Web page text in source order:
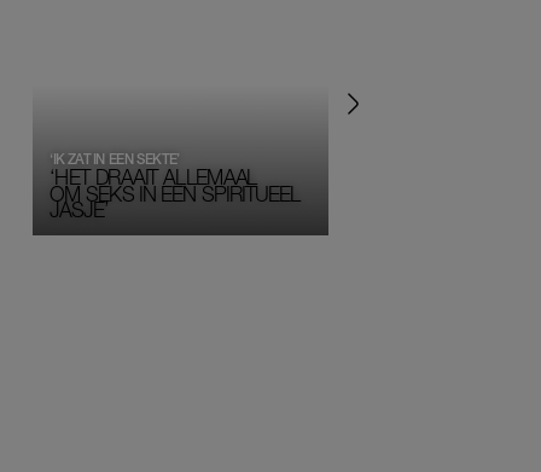
‘HET DRAAIT ALLEMAAL
OM SEKS IN EEN SPIRITUEEL
JASJE’
‘IK ZAT IN EEN SEKTE’